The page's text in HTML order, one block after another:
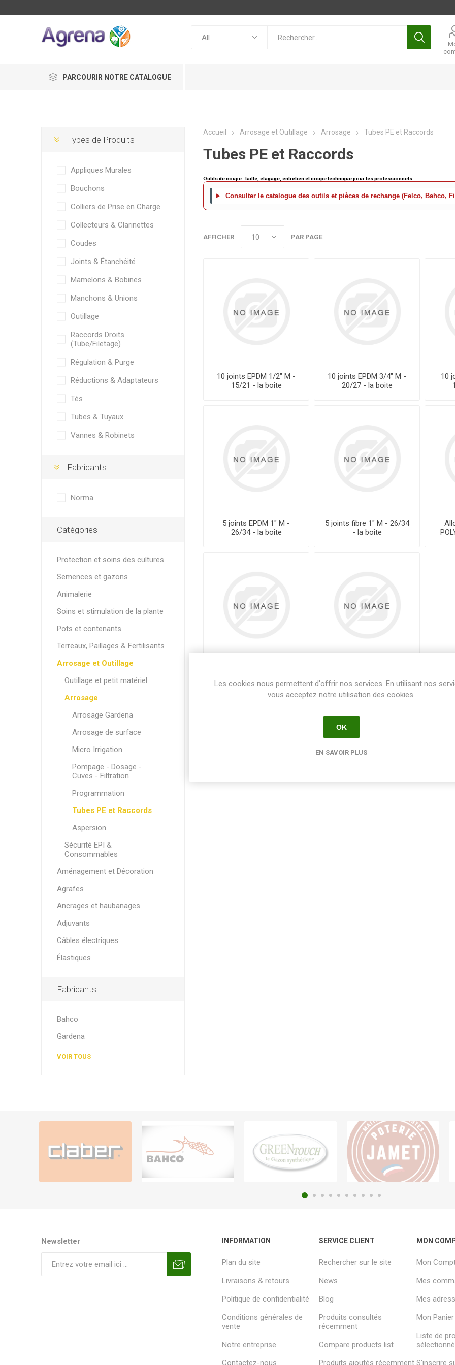
PARCOURIR NOTRE CATALOGUE
Accueil Arrosage et Outillage Arrosage Tubes PE et Raccords
Tubes PE et Raccords
Outils de coupe : taille, élagage, entretien et coupe technique pour les professionnels
Consulter le catalogue des outils et pièces de rechange (Felco, Bahco,
AFFICHER PAR PAGE
10 joints EPDM 1/2" M -
15/21 - la boite
10 joints EPDM 3/4" M -
20/27 - la boite
10
5 joints EPDM 1" M -
26/34 - la boite
5 joints fibre 1" M - 26/34
- la boite
POLYPRO - 3/4 X 3/4 -
Unité
1/2" FM - LAITON - Unité
Types de Produits
Appliques Murales
Bouchons
Colliers de Prise en Charge
Collecteurs & Clarinettes
Coudes
Joints & Étanchéité
Mamelons & Bobines
Manchons & Unions
Outillage
Raccords Droits
(Tube/Filetage)
Régulation & Purge
Réductions & Adaptateurs
Tés
Tubes & Tuyaux
Vannes & Robinets
Fabricants
Norma
Catégories
Protection et soins des cultures
Semences et gazons
Animalerie
Soins et stimulation de la plante
Pots et contenants
Terreaux, Paillages & Fertilisants
Arrosage et Outillage
Outillage et petit matériel
Arrosage
Arrosage Gardena
Arrosage de surface
Micro Irrigation
Pompage - Dosage -
Cuves - Filtration
Programmation
Tubes PE et Raccords
Aspersion
Sécurité EPI &
Consommables
Aménagement et Décoration
Agrafes
Ancrages et haubanages
Adjuvants
Câbles électriques
Élastiques
Fabricants
Bahco
Gardena
VOIR TOUS
Newsletter INFORMATION
Plan du site
Livraisons & retours
Politique de confidentialité
Conditions générales de
vente
Notre entreprise
Contactez-nous
SERVICE CLIENT
Rechercher sur le site
News
Blog
Produits consultés
récemment
Compare products list
Produits ajoutés récemment
MON
Mon
Mes
Mes
Mon Panier
Liste de
S'inscrire
Les cookies nous permettent d'offrir nos services. En utilisant nos
vous acceptez notre utilisation des cookies.
OK
EN SAVOIR PLUS